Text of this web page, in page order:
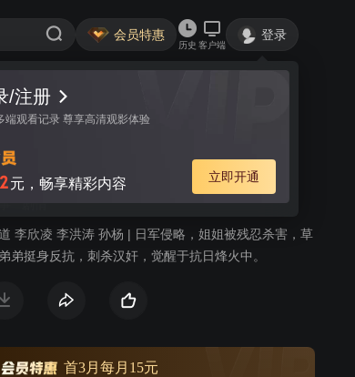
会员特惠
历史 客户端
登录
/注册
端观看记录 尊享高清观影体验
元，畅享精彩内容 立即开通
讨论
道
李欣凌 李洪涛 孙杨 | 日军侵略，姐姐被残忍杀害，草
弟挺身反抗，刺杀汉奸，觉醒于抗日烽火中。
首3月每月15元